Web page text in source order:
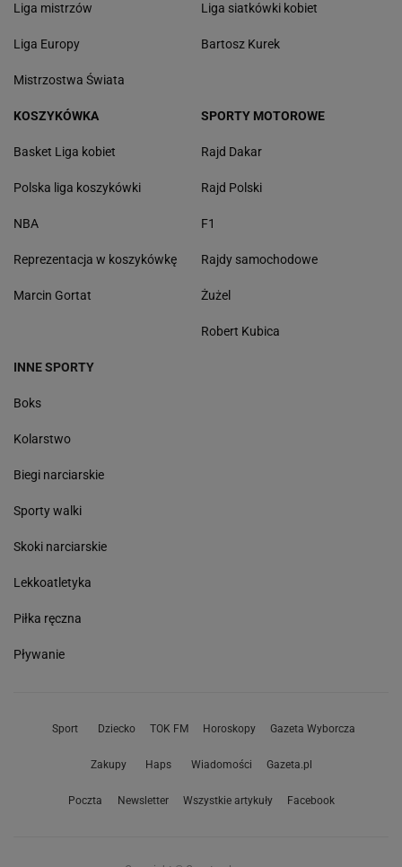
Liga mistrzów
Liga Europy
Mistrzostwa Świata
Liga siatkówki kobiet
Bartosz Kurek
KOSZYKÓWKA
Basket Liga kobiet
Polska liga koszykówki
NBA
Reprezentacja w koszykówkę
Marcin Gortat
SPORTY MOTOROWE
Rajd Dakar
Rajd Polski
F1
Rajdy samochodowe
Żużel
Robert Kubica
INNE SPORTY
Boks
Kolarstwo
Biegi narciarskie
Sporty walki
Skoki narciarskie
Lekkoatletyka
Piłka ręczna
Pływanie
Sport Dziecko TOK FM Horoskopy Gazeta Wyborcza
Zakupy Haps Wiadomości Gazeta.pl
Poczta Newsletter Wszystkie artykuły Facebook